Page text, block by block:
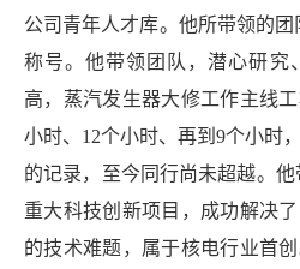
公司青年人才库。他所带领的
称号。他带领团队，潜心研究
高，蒸汽发生器大修工作主线
小时、12个小时、再到9个小时
的记录，至今同行尚未超越。
重大科技创新项目，成功解决
的技术难题，属于核电行业首